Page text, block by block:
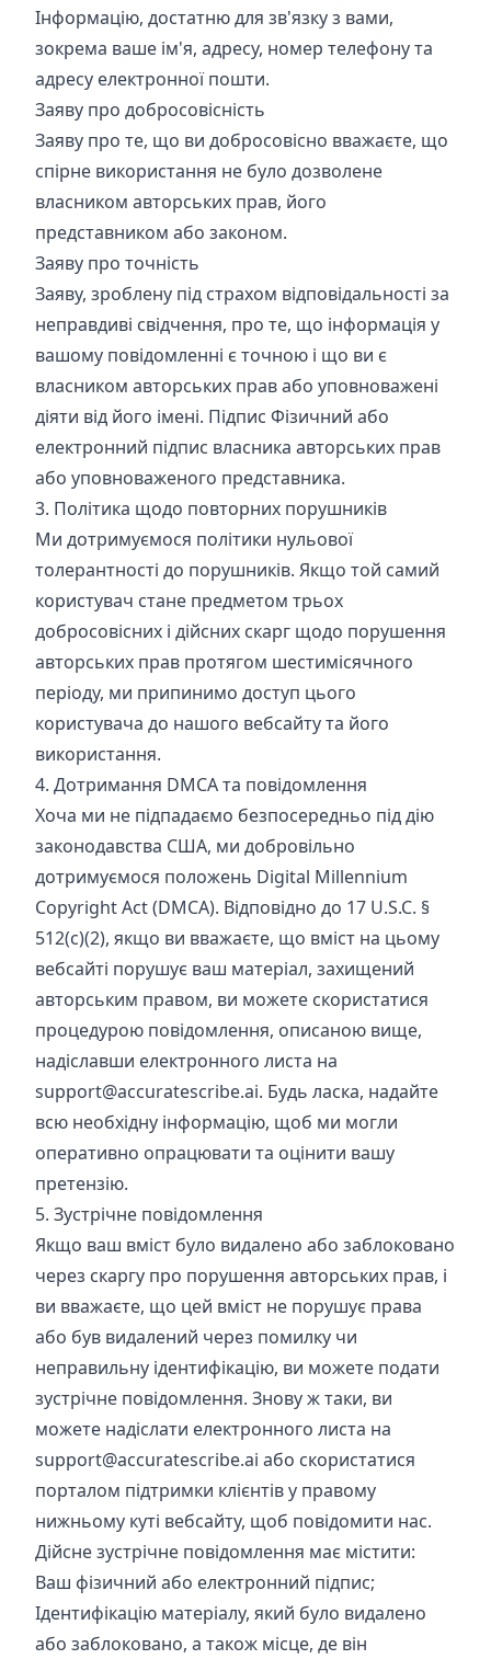
Інформацію, достатню для зв'язку з вами,
зокрема ваше ім'я, адресу, номер телефону та
адресу електронної пошти.
Заяву про добросовісність
Заяву про те, що ви добросовісно вважаєте, що
спірне використання не було дозволене
власником авторських прав, його
представником або законом.
Заяву про точність
Заяву, зроблену під страхом відповідальності за
неправдиві свідчення, про те, що інформація у
вашому повідомленні є точною і що ви є
власником авторських прав або уповноважені
діяти від його імені. Підпис Фізичний або
електронний підпис власника авторських прав
або уповноваженого представника.
3. Політика щодо повторних порушників
Ми дотримуємося політики нульової
толерантності до порушників. Якщо той самий
користувач стане предметом трьох
добросовісних і дійсних скарг щодо порушення
авторських прав протягом шестимісячного
періоду, ми припинимо доступ цього
користувача до нашого вебсайту та його
використання.
4. Дотримання DMCA та повідомлення
Хоча ми не підпадаємо безпосередньо під дію
законодавства США, ми добровільно
дотримуємося положень Digital Millennium
Copyright Act (DMCA). Відповідно до 17 U.S.C. §
512(c)(2), якщо ви вважаєте, що вміст на цьому
вебсайті порушує ваш матеріал, захищений
авторським правом, ви можете скористатися
процедурою повідомлення, описаною вище,
надіславши електронного листа на
support@accuratescribe.ai. Будь ласка, надайте
всю необхідну інформацію, щоб ми могли
оперативно опрацювати та оцінити вашу
претензію.
5. Зустрічне повідомлення
Якщо ваш вміст було видалено або заблоковано
через скаргу про порушення авторських прав, і
ви вважаєте, що цей вміст не порушує права
або був видалений через помилку чи
неправильну ідентифікацію, ви можете подати
зустрічне повідомлення. Знову ж таки, ви
можете надіслати електронного листа на
support@accuratescribe.ai або скористатися
порталом підтримки клієнтів у правому
нижньому куті вебсайту, щоб повідомити нас.
Дійсне зустрічне повідомлення має містити:
Ваш фізичний або електронний підпис;
Ідентифікацію матеріалу, який було видалено
або заблоковано, а також місце, де він